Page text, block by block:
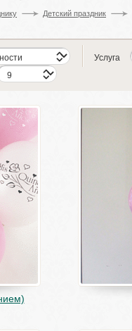
Детский праздник
Услуга